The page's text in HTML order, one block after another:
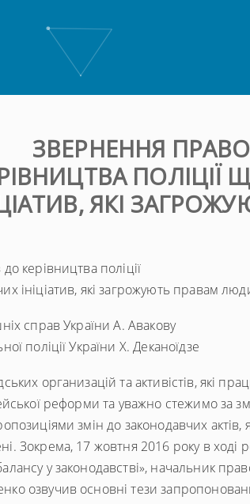
ЗВЕРНЕННЯ
ЯКІ
керівництва поліції
ініціатив, які загрожують правам
справ України А. Авакову
поліції України Х. Деканоїдзе
организацій та активістів, які
реформи та уважно стежимо за
змін до законодавчих актів,
Зокрема, 17 жовтня 2016 року в ході
у законодавстві», начальник
озвучив основні тези